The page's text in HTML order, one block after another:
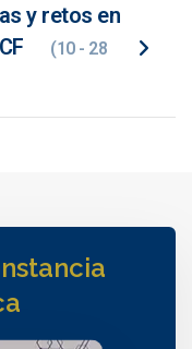
y retos en
(10 - 28